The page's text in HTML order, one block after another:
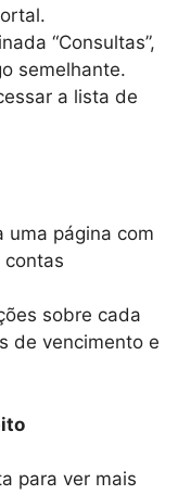
“Consultas”,
semelhante.
a lista de
uma página com
contas
sobre cada
de vencimento e
para ver mais